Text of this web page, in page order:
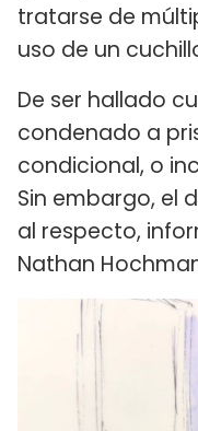
tratarse de
uso de un
De ser hallado
condenado a
condicional, o
Sin embargo, el
al respecto,
Nathan